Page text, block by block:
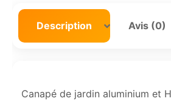
Description Avis (0)
Canapé de jardin aluminium et